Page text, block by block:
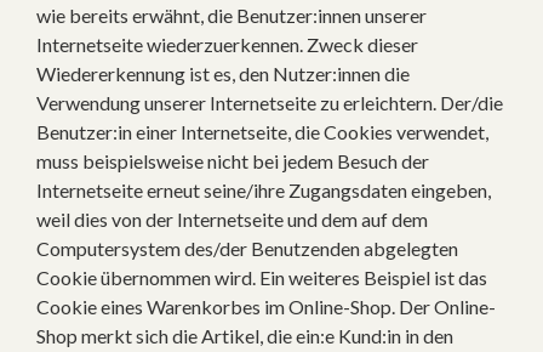
wie bereits erwähnt, die Benutzer:innen unserer
Internetseite wiederzuerkennen. Zweck dieser
Wiedererkennung ist es, den Nutzer:innen die
Verwendung unserer Internetseite zu erleichtern. Der/die
Benutzer:in einer Internetseite, die Cookies verwendet,
muss beispielsweise nicht bei jedem Besuch der
Internetseite erneut seine/ihre Zugangsdaten eingeben,
weil dies von der Internetseite und dem auf dem
Computersystem des/der Benutzenden abgelegten
Cookie übernommen wird. Ein weiteres Beispiel ist das
Cookie eines Warenkorbes im Online-Shop. Der Online-
Shop merkt sich die Artikel, die ein:e Kund:in in den